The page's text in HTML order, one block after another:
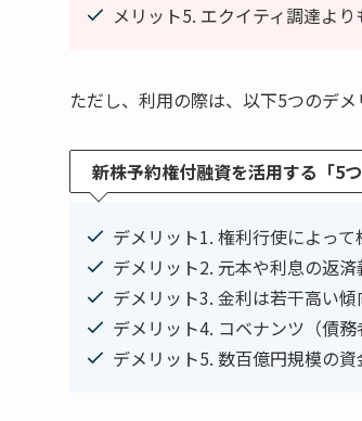
メリット5. エクイティ調達よ
ただし、利用の際は、以下5つのデ
新株予約権付融資を活用する「5つ
デメリット1. 権利行使によっ
デメリット2. 元本や利息の返
デメリット3. 金利は若干高い傾
デメリット4. コベナンツ（債
デメリット5. 数百億円規模の